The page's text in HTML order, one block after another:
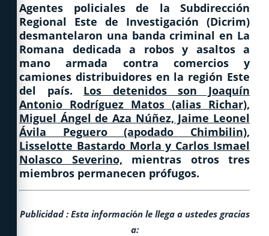
Agentes policiales de la Subdirección
Regional Este de Investigación (Dicrim)
desmantelaron una banda criminal en La
Romana dedicada a robos y asaltos a
mano armada contra comercios y
camiones distribuidores en la región Este
del país. Los detenidos son Joaquín
Antonio Rodríguez Matos (alias Richar),
Miguel Ángel de Aza Núñez, Jaime Leonel
Ávila Peguero (apodado Chimbilin),
Lisselotte Bastardo Morla y Carlos Ismael
Nolasco Severino, mientras otros tres
miembros permanecen prófugos.
Publicidad : Esta información le llega a ustedes gracias
a: